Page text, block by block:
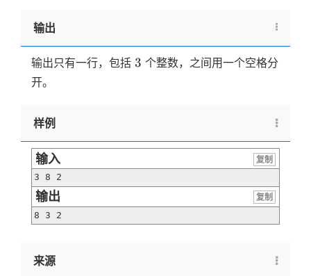
输出
输出只有一行，包括 3
3 个整数，之间用一个空格分
开。
样例
输入
复制
3 8 2
输出
复制
8 3 2
来源